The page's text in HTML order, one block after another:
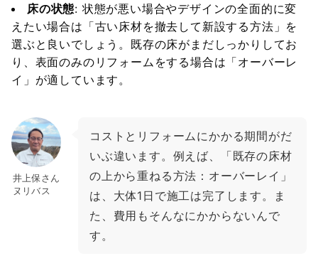
床の状態: 状態が悪い場合やデザインの全面的に変
えたい場合は「古い床材を撤去して新設する方法」を
選ぶと良いでしょう。既存の床がまだしっかりしてお
り、表面のみのリフォームをする場合は「オーバーレ
イ」が適しています。
井上保さん
ヌリバス
コストとリフォームにかかる期間がだ
いぶ違います。例えば、「既存の床材
の上から重ねる方法：オーバーレイ」
は、大体1日で施工は完了します。ま
た、費用もそんなにかからないんで
す。